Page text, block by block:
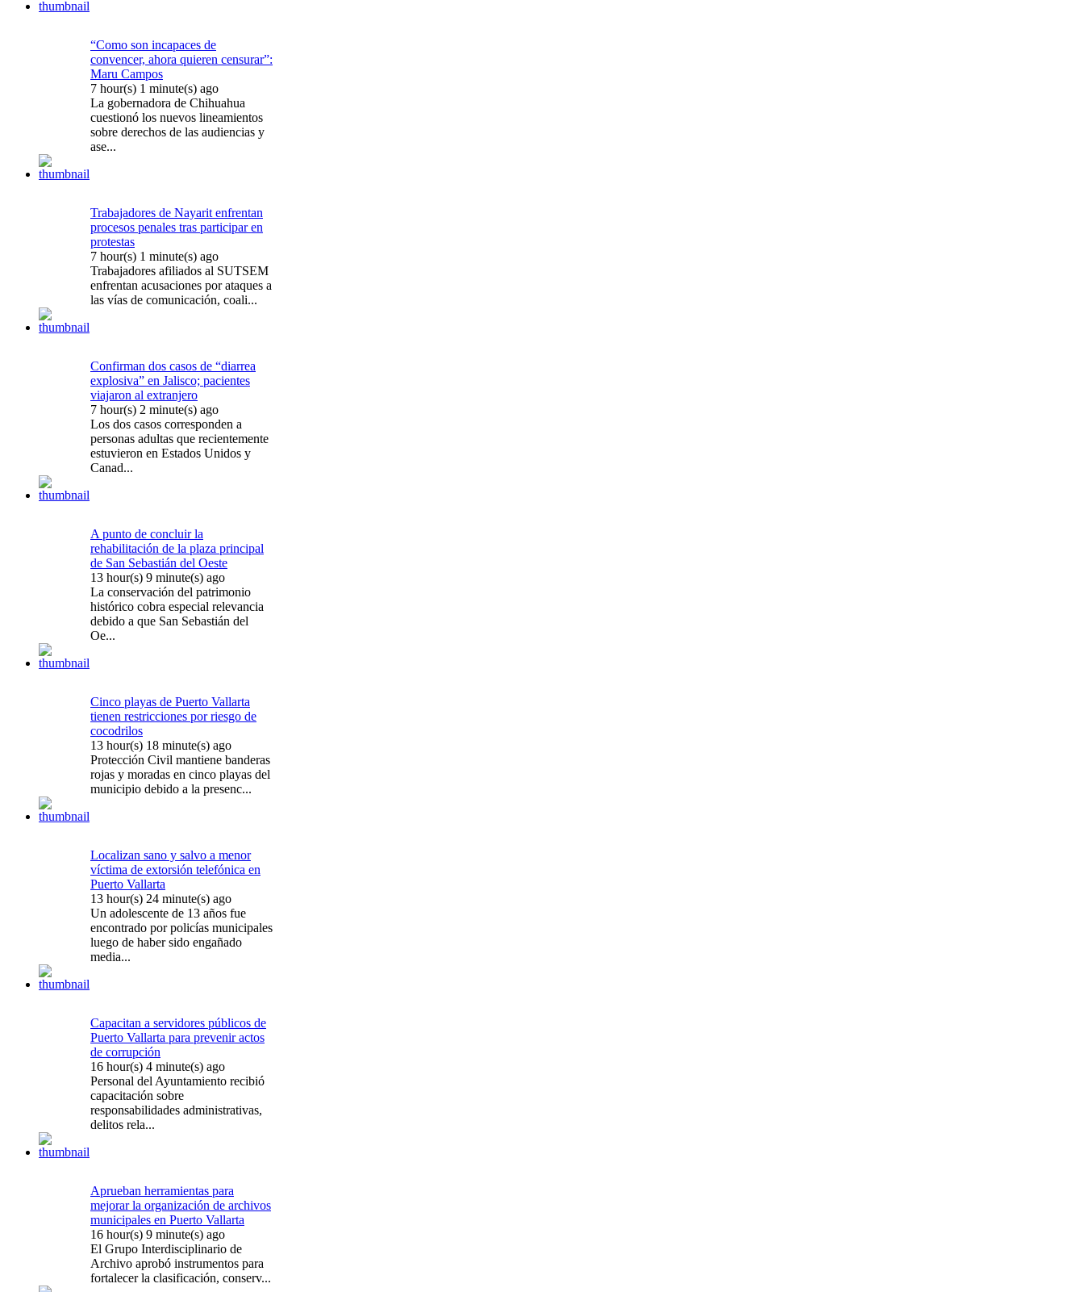
“Como son incapaces de
convencer, ahora quieren censurar”:
Maru Campos
7 hour(s) 1 minute(s) ago
La gobernadora de Chihuahua
cuestionó los nuevos lineamientos
sobre derechos de las audiencias y
ase...
Trabajadores de Nayarit enfrentan
procesos penales tras participar en
protestas
7 hour(s) 1 minute(s) ago
Trabajadores afiliados al SUTSEM
enfrentan acusaciones por ataques a
las vías de comunicación, coali...
Confirman dos casos de “diarrea
explosiva” en Jalisco; pacientes
viajaron al extranjero
7 hour(s) 2 minute(s) ago
Los dos casos corresponden a
personas adultas que recientemente
estuvieron en Estados Unidos y
Canad...
A punto de concluir la
rehabilitación de la plaza principal
de San Sebastián del Oeste
13 hour(s) 9 minute(s) ago
La conservación del patrimonio
histórico cobra especial relevancia
debido a que San Sebastián del
Oe...
Cinco playas de Puerto Vallarta
tienen restricciones por riesgo de
cocodrilos
13 hour(s) 18 minute(s) ago
Protección Civil mantiene banderas
rojas y moradas en cinco playas del
municipio debido a la presenc...
Localizan sano y salvo a menor
víctima de extorsión telefónica en
Puerto Vallarta
13 hour(s) 24 minute(s) ago
Un adolescente de 13 años fue
encontrado por policías municipales
luego de haber sido engañado
media...
Capacitan a servidores públicos de
Puerto Vallarta para prevenir actos
de corrupción
16 hour(s) 4 minute(s) ago
Personal del Ayuntamiento recibió
capacitación sobre
responsabilidades administrativas,
delitos rela...
Aprueban herramientas para
mejorar la organización de archivos
municipales en Puerto Vallarta
16 hour(s) 9 minute(s) ago
El Grupo Interdisciplinario de
Archivo aprobó instrumentos para
fortalecer la clasificación, conserv...